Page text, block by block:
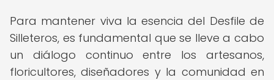
Para mantener viva la esencia del Desfile de
Silleteros, es fundamental que se lleve a cabo
un diálogo continuo entre los artesanos,
floricultores, diseñadores y la comunidad en